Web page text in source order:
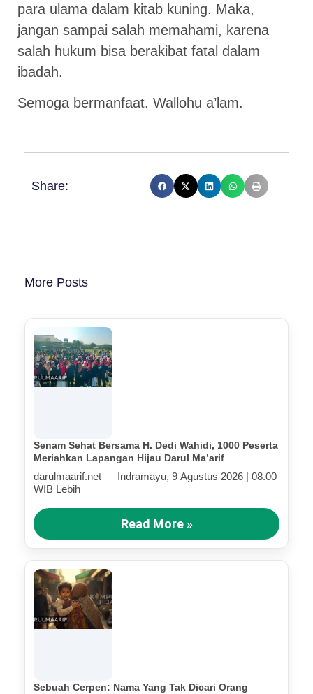
para ulama dalam kitab kuning. Maka,
jangan sampai salah memahami, karena
salah hukum bisa berakibat fatal dalam
ibadah.
Semoga bermanfaat. Wallohu a’lam.
Share:
More Posts
Senam Sehat Bersama H. Dedi Wahidi, 1000 Peserta
Meriahkan Lapangan Hijau Darul Ma’arif
darulmaarif.net — Indramayu, 9 Agustus 2026 | 08.00
WIB Lebih
Read More »
Sebuah Cerpen: Nama Yang Tak Dicari Orang